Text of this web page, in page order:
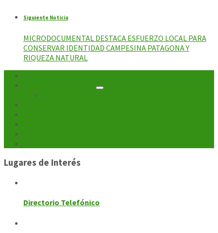
Siguiente Noticia
MICRODOCUMENTAL DESTACA ESFUERZO LOCAL PARA
CONSERVAR IDENTIDAD CAMPESINA PATAGONA Y
RIQUEZA NATURAL
Lugares de Interés
Directorio Telefónico